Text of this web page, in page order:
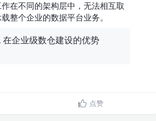
在不同的架构层中，无法相互取
整个企业的数据平台业务。
企业级数仓建设的优势
点赞